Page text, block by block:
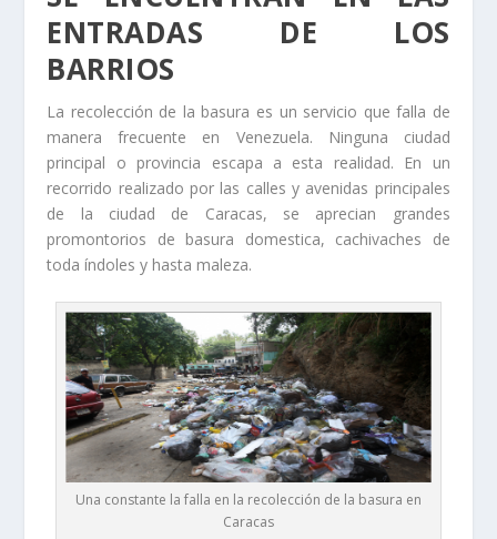
ENTRADAS DE LOS
BARRIOS
La recolección de la basura es un servicio que falla de
manera frecuente en Venezuela. Ninguna ciudad
principal o provincia escapa a esta realidad. En un
recorrido realizado por las calles y avenidas principales
de la ciudad de Caracas, se aprecian grandes
promontorios de basura domestica, cachivaches de
toda índoles y hasta maleza.
Una constante la falla en la recolección de la basura en
Caracas